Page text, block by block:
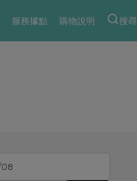
服務據點 購物說明 搜尋